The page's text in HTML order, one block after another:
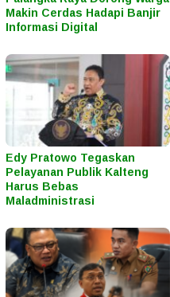
Makin Cerdas Hadapi Banjir
Informasi Digital
Edy Pratowo Tegaskan
Pelayanan Publik Kalteng
Harus Bebas
Maladministrasi